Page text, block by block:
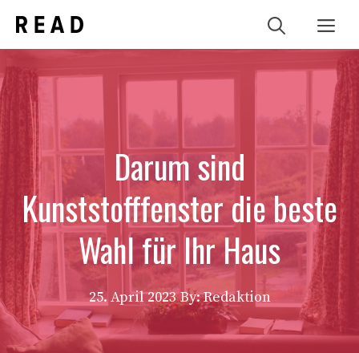
Inhalt
springen
Darum sind
Kunststofffenster die beste
Wahl für Ihr Haus
25. April 2023 By: Redaktion